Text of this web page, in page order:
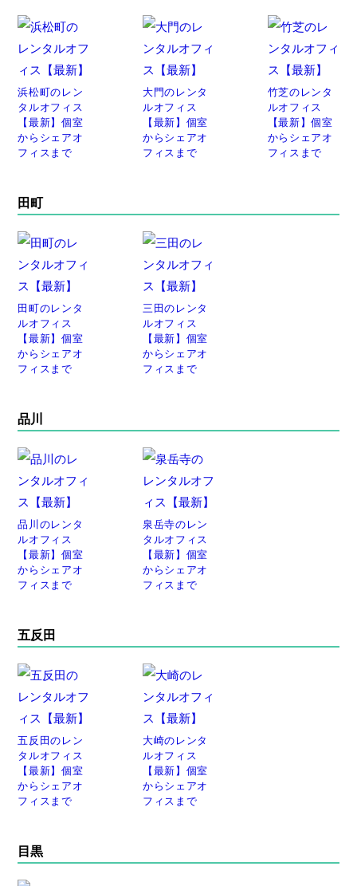
浜松町のレン
タルオフィス
【最新】個室
からシェアオ
フィスまで
大門のレンタ
ルオフィス
【最新】個室
からシェアオ
フィスまで
竹芝のレンタ
ルオフィス
【最新】個室
からシェアオ
フィスまで
田町
田町のレンタ
ルオフィス
【最新】個室
からシェアオ
フィスまで
三田のレンタ
ルオフィス
【最新】個室
からシェアオ
フィスまで
品川
品川のレンタ
ルオフィス
【最新】個室
からシェアオ
フィスまで
泉岳寺のレン
タルオフィス
【最新】個室
からシェアオ
フィスまで
五反田
五反田のレン
タルオフィス
【最新】個室
からシェアオ
フィスまで
大崎のレンタ
ルオフィス
【最新】個室
からシェアオ
フィスまで
目黒